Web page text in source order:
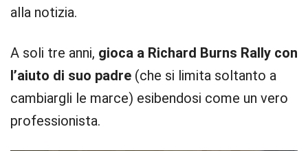
alla notizia.
A soli tre anni, gioca a Richard Burns Rally con
l’aiuto di suo padre (che si limita soltanto a
cambiargli le marce) esibendosi come un vero
professionista.